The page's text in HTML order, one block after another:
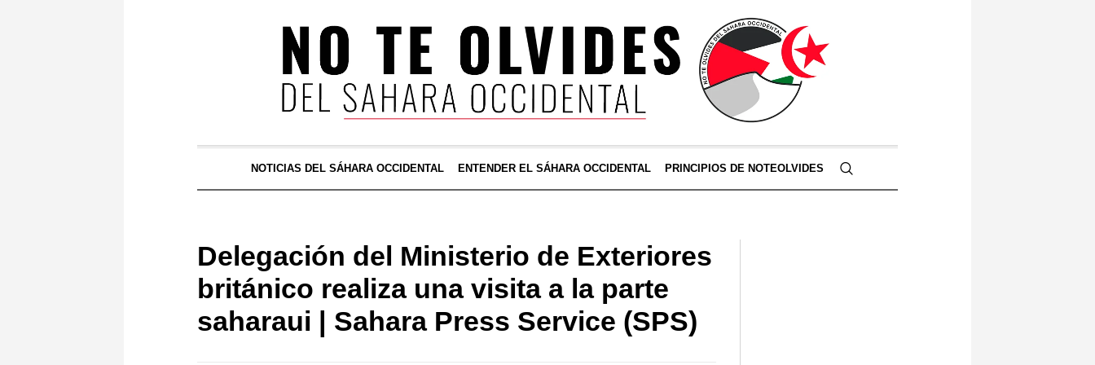
NOTICIAS DEL SÁHARA OCCIDENTAL ENTENDER EL SÁHARA OCCIDENTAL PRINCIPIOS DE NOTEOLVIDES
Delegación del Ministerio de Exteriores
británico realiza una visita a la parte
saharaui | Sahara Press Service (SPS)